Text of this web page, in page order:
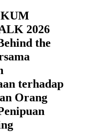
2026
the
terhadap
Orang